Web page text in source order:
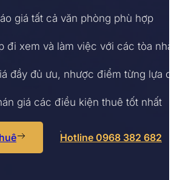
giá tất cả văn phòng phù hợp
đi xem và làm việc với các tòa nhà
đầy đủ ưu, nhược điểm từng lựa
giá các điều kiện thuê tốt nhất
Hotline 0968 382 682